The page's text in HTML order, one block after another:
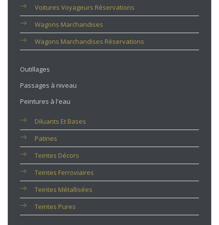
Voitures Voyageurs Réservations
Wagons Marchandises
Wagons Marchandises Réservations
Outillages
Passages à niveau
Peintures à l'eau
Diluants Et Bases
Patines
Teintes Décors
Teintes Ferroviaires
Teintes Métallisées
Teintes Pures